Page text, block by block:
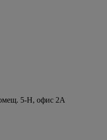
5-Н, офис 2А